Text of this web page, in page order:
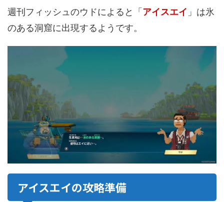
週刊フィッシュのウドによると「 アイスエイ 」は氷
のある洞窟に出現するようです。
アイスエイの攻略準備